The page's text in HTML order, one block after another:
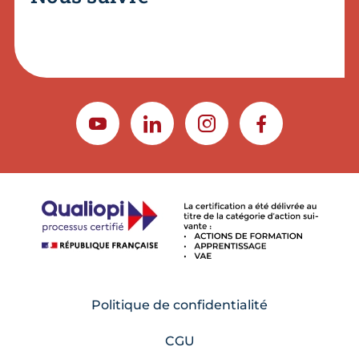
YOUTUBELINKEDININSTAGRAMFACEBOOK
Politique de confidentialité
CGU